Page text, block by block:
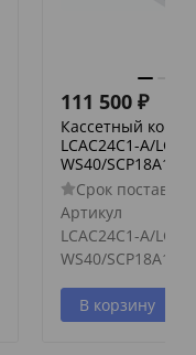
111 500 ₽
Кассетный
LCAC24C1-A/
WS40/SCP18A1
Срок поставки
Артикул
LCAC24C1-A/
WS40/SCP18A1
В корзину